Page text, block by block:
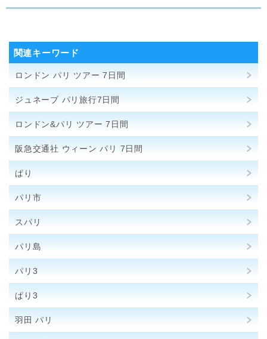
関連キーワード
ロンドン パリ ツアー 7日間
ジュネーブ パリ旅行7日間
ロンドン&パリ ツアー 7日間
阪急交通社 ウィーン パリ 7日間
ぱり
パリ市
スパリ
パリ島
パリ3
ぱり3
羽田 パリ